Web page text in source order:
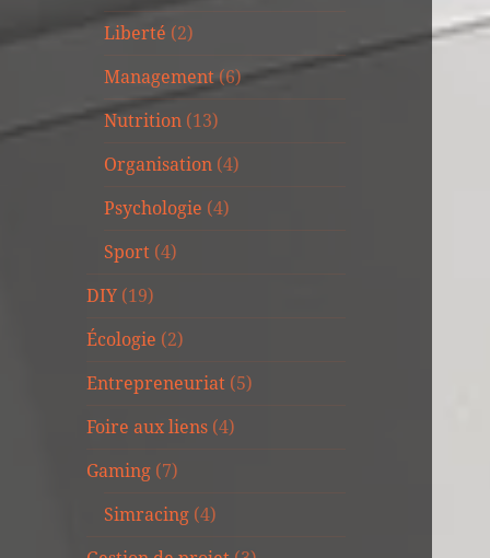
Liberté (2)
Management(6)
Nutrition (13)
Organisation (4)
Psychologie (4)
Sport (4)
DIY (19)
Écologie (2)
Entrepreneuriat (5)
Foire aux liens (4)
Gaming (7)
Simracing (4)